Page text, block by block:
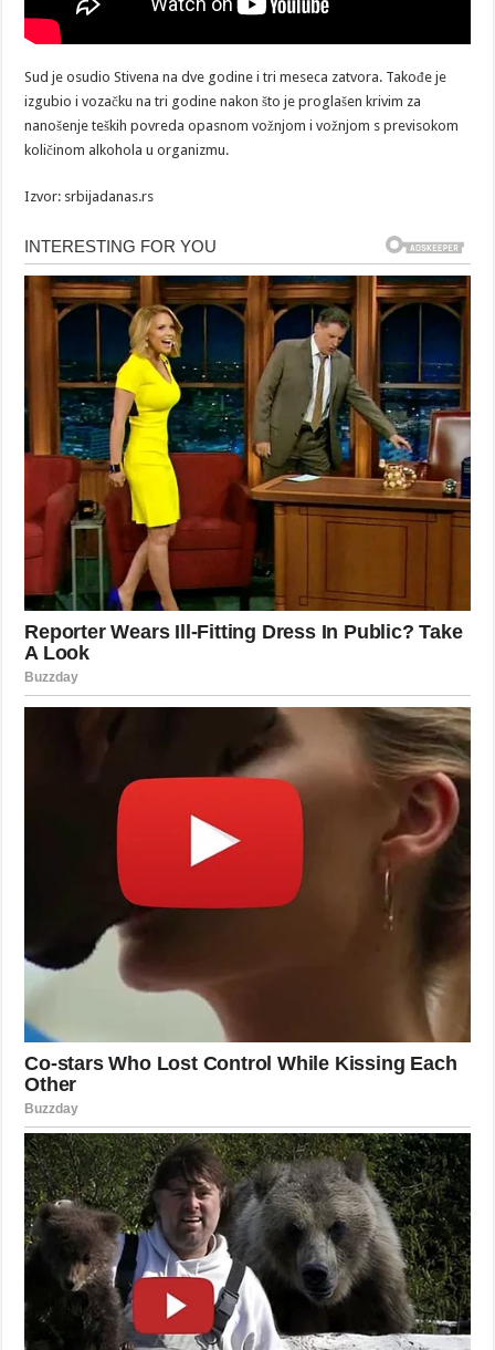
Sud je osudio Stivena na dve godine i tri meseca zatvora. Takođe je
izgubio i vozačku na tri godine nakon što je proglašen krivim za
nanošenje teških povreda opasnom vožnjom i vožnjom s previsokom
količinom alkohola u organizmu.
Izvor: srbijadanas.rs